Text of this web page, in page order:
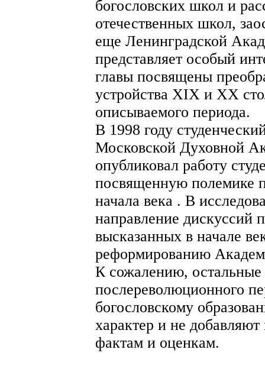
богословских школ и
отечественных школ,
еще Ленинградской
представляет особый
главы посвящены
устройства XIX и ХХ
описываемого периода.
В 1998 году
Московской Духовной
опубликовал работу
посвященную полемике
начала века . В
направление дискуссий
высказанных в начале
реформированию
К сожалению,
послереволюционного
богословскому
характер и не
фактам и оценкам.